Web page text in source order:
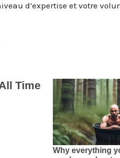
d’expertise et votre